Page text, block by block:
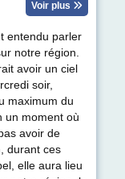
Voir plus
entendu parler
notre région.
avoir un ciel
soir,
maximum du
un moment où
avoir de
durant ces
elle aura lieu